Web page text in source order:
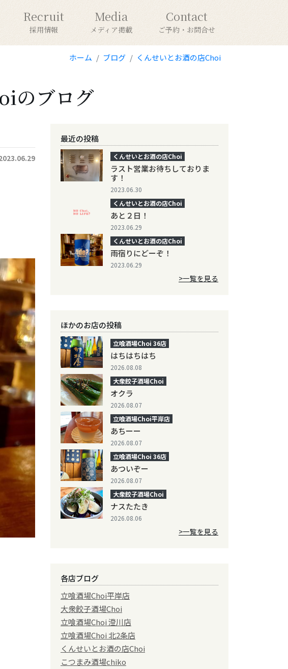
Recruit
採用情報
Media
メディア掲載
Contact
ご予約・お問合せ
ホーム ブログ くんせいとお酒の店Choi
のブログ
最近の投稿
くんせいとお酒の店Choi
ラスト営業お待ちしておりま
す！
2023.06.30
くんせいとお酒の店Choi
あと２日！
2023.06.29
くんせいとお酒の店Choi
雨宿りにどーぞ！
2023.06.29
>一覧を見る
ほかのお店の投稿
立喰酒場Choi 36店
はちはちはち
2026.08.08
大衆餃子酒場Choi
オクラ
2026.08.07
立喰酒場Choi平岸店
あちーー
2026.08.07
立喰酒場Choi 36店
あついぞー
2026.08.07
大衆餃子酒場Choi
ナスたたき
2026.08.06
>一覧を見る
各店ブログ
立喰酒場Choi平岸店
大衆餃子酒場Choi
立喰酒場Choi 澄川店
立喰酒場Choi 北2条店
くんせいとお酒の店Choi
こつまみ酒場chiko